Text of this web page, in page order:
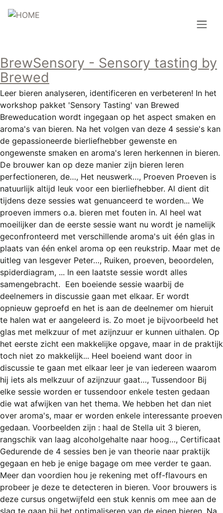
en
gaan
Topmenu
INLOGGEN
REGISTREREN
ADVERTEREN
MELDPUNT
PERS/PUBLICATIES
FACEBOOK
LINKS
Hoofdnavigatie
HOME
BLOG
AANBOD
AGENDA
CONTACT
BrewSensory - Sensory tasting by
Brewed
Leer bieren analyseren, identificeren en verbeteren! In het
workshop pakket 'Sensory Tasting' van Brewed
Breweducation wordt ingegaan op het aspect smaken en
aroma's van bieren. Na het volgen van deze 4 sessie's kan
de gepassioneerde bierliefhebber gewenste en
ongewenste smaken en aroma's leren herkennen in bieren.
De brouwer kan op deze manier zijn bieren leren
perfectioneren, de…, Het neuswerk…, Proeven Proeven is
natuurlijk altijd leuk voor een bierliefhebber. Al dient dit
tijdens deze sessies wat genuanceerd te worden... We
proeven immers o.a. bieren met fouten in. Al heel wat
moeilijker dan de eerste sessie want nu wordt je namelijk
geconfronteerd met verschillende aroma's uit één glas in
plaats van één enkel aroma op een reukstrip. Maar met de
uitleg van lesgever Peter…, Ruiken, proeven, beoordelen,
spiderdiagram, ... In een laatste sessie wordt alles
samengebracht. Een boeiende sessie waarbij de
deelnemers in discussie gaan met elkaar. Er wordt
opnieuw geproefd en het is aan de deelnemer om hieruit
te halen wat er aangeleerd is. Zo moet je bijvoorbeeld het
glas met melkzuur of met azijnzuur er kunnen uithalen. Op
het eerste zicht een makkelijke opgave, maar in de praktijk
toch niet zo makkelijk... Heel boeiend want door in
discussie te gaan met elkaar leer je van iedereen waarom
hij iets als melkzuur of azijnzuur gaat…, Tussendoor Bij
elke sessie worden er tussendoor enkele testen gedaan
die wat afwijken van het thema. We hebben het dan niet
over aroma's, maar er worden enkele interessante proeven
gedaan. Voorbeelden zijn : haal de Stella uit 3 bieren,
rangschik van laag alcoholgehalte naar hoog…, Certificaat
Gedurende de 4 sessies ben je van theorie naar praktijk
gegaan en heb je enige bagage om mee verder te gaan.
Meer dan voordien hou je rekening met off-flavours en
probeer je deze te detecteren in bieren. Voor brouwers is
deze cursus ongetwijfeld een stuk kennis om mee aan de
slag te gaan bij het optimaliseren van de eigen bieren. Na